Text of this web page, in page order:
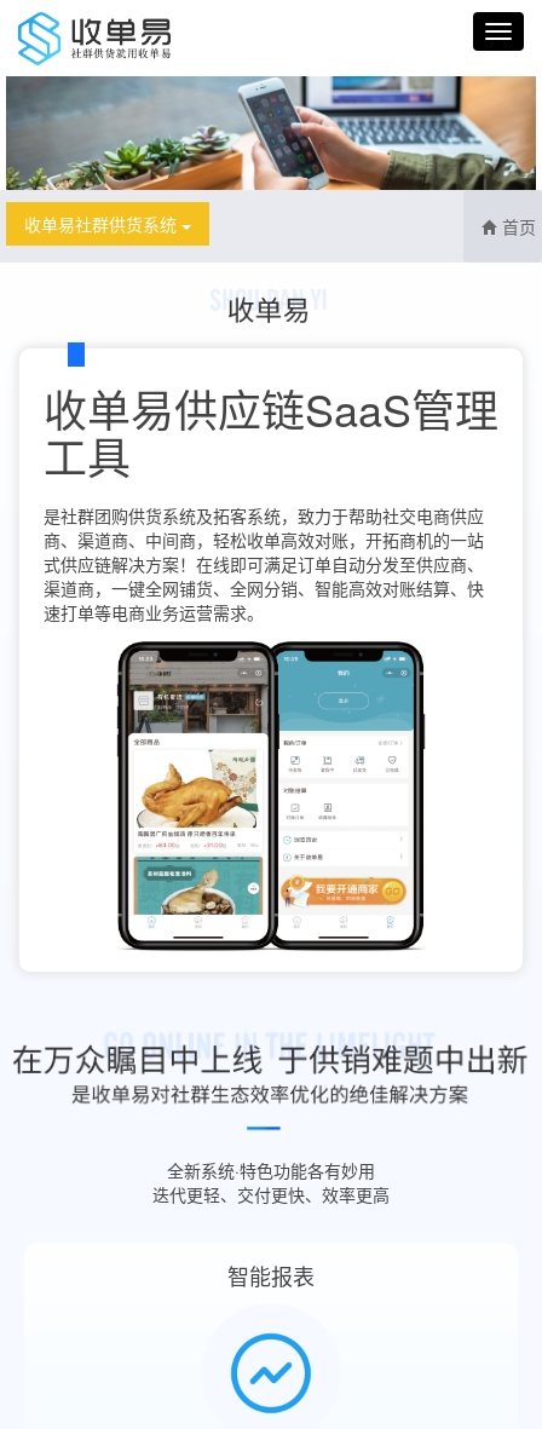
收单易社群供货系统 首页
收单易供应链SaaS管理
工具
是社群团购供货系统及拓客系统，致力于帮助社交电商供应
商、渠道商、中间商，轻松收单高效对账，开拓商机的一站
式供应链解决方案！在线即可满足订单自动分发至供应商、
渠道商，一键全网铺货、全网分销、智能高效对账结算、快
速打单等电商业务运营需求。
全新系统·特色功能各有妙用
迭代更轻、交付更快、效率更高
智能报表